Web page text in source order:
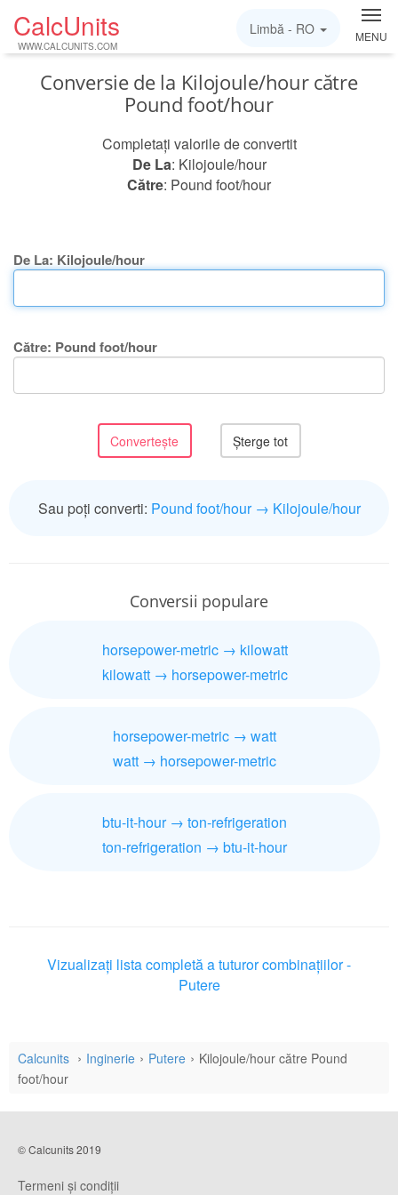
CalcUnits
WWW.CALCUNITS.COM
MENU
Limbă - RO
Conversie de la Kilojoule/hour către
Pound foot/hour
Completați valorile de convertit
De La: Kilojoule/hour
Către: Pound foot/hour
De La: Kilojoule/hour
Către: Pound foot/hour
Sau poți converti: Pound foot/hour → Kilojoule/hour
Conversii populare
horsepower-metric → kilowatt
kilowatt → horsepower-metric
horsepower-metric → watt
watt → horsepower-metric
btu-it-hour → ton-refrigeration
ton-refrigeration → btu-it-hour
Vizualizați lista completă a tuturor combinațiilor -
Putere
Calcunits Inginerie Putere
Kilojoule/hour către Pound
foot/hour
© Calcunits 2019
Termeni și condiții